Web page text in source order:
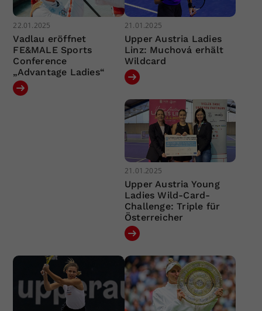
22.01.2025
Vadlau eröffnet
FE&MALE Sports
Conference
„Advantage Ladies“
21.01.2025
Upper Austria Ladies
Linz: Muchová erhält
Wildcard
21.01.2025
Upper Austria Young
Ladies Wild-Card-
Challenge: Triple für
Österreicher